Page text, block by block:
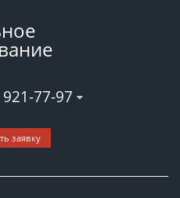
77-97
заявку